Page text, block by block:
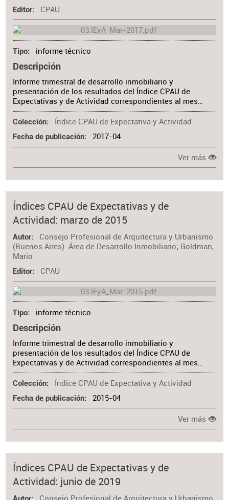
Editor CPAU
Tipo informe técnico
Descripción
Informe trimestral de desarrollo inmobiliario y
presentación de los resultados del Índice CPAU de
Expectativas y de Actividad correspondientes al mes…
Colección Índice CPAU de Expectativa y Actividad
Fecha de publicación 2017-04
Ver más
Índices CPAU de Expectativas y de
Actividad: marzo de 2015
Autor
Consejo Profesional de Arquitectura y Urbanismo
(Buenos Aires). Área de Desarrollo Inmobiliario; Goldman,
Mario
Editor CPAU
Tipo informe técnico
Descripción
Informe trimestral de desarrollo inmobiliario y
presentación de los resultados del Índice CPAU de
Expectativas y de Actividad correspondientes al mes…
Colección Índice CPAU de Expectativa y Actividad
Fecha de publicación 2015-04
Ver más
Índices CPAU de Expectativas y de
Actividad: junio de 2019